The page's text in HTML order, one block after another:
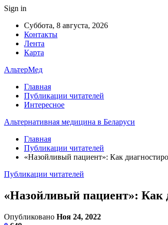
Sign in
Суббота, 8 августа, 2026
Контакты
Лента
Карта
АльтерМед
Главная
Публикации читателей
Интересное
Альтернативная медицина в Беларуси
Главная
Публикации читателей
«Назойливый пациент»: Как
Публикации читателей
«Назойливый пациент»: Как
Опубликовано Ноя 24, 2022